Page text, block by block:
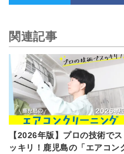
関連記事
【2026年版】プロの技術でス
ッキリ！鹿児島の「エアコン